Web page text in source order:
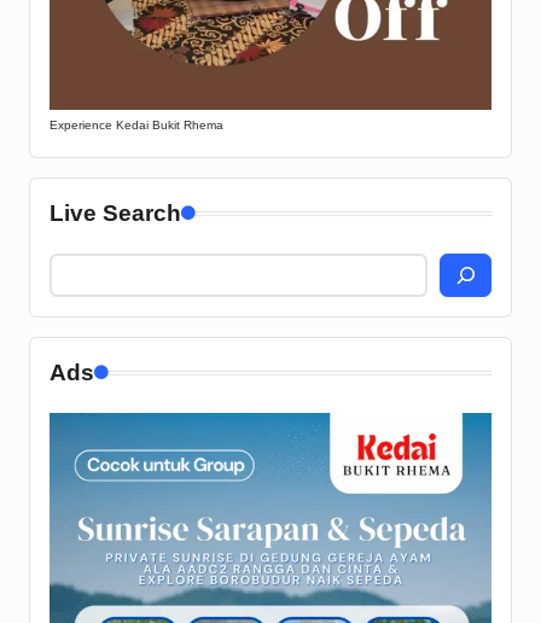
Experience Kedai Bukit Rhema
Live Search
Ads